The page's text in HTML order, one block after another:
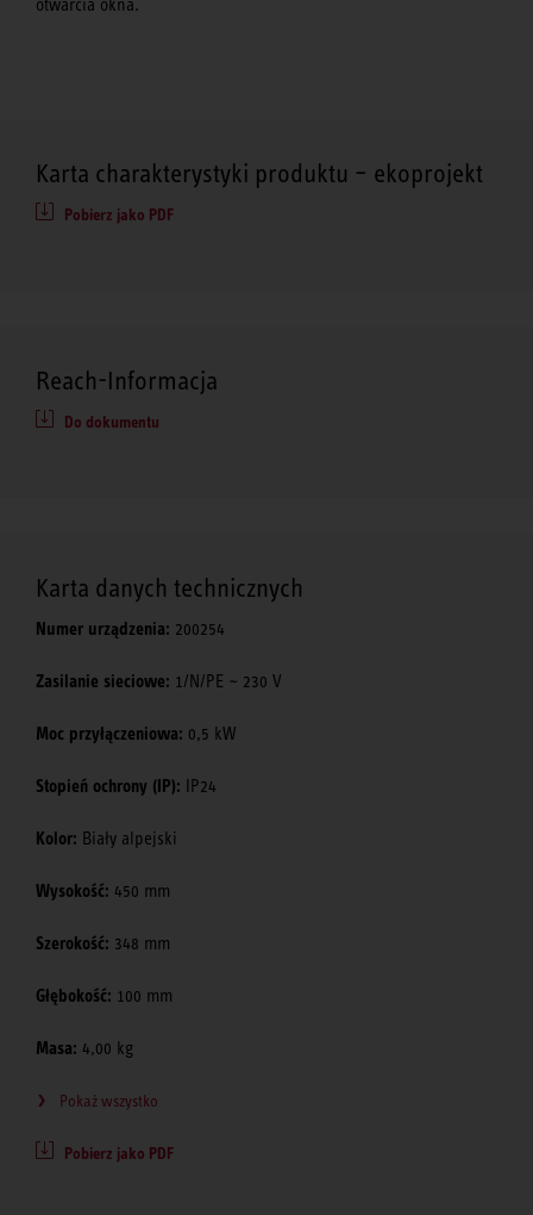
otwarcia okna.
Karta charakterystyki produktu – ekoprojekt
Pobierz jako PDF
Reach-Informacja
Do dokumentu
Karta danych technicznych
Numer urządzenia: 200254
Zasilanie sieciowe: 1/N/PE ~ 230 V
Moc przyłączeniowa: 0,5 kW
Stopień ochrony (IP): IP24
Kolor: Biały alpejski
Wysokość: 450 mm
Szerokość: 348 mm
Głębokość: 100 mm
Masa: 4,00 kg
Pokaż wszystko
Pobierz jako PDF